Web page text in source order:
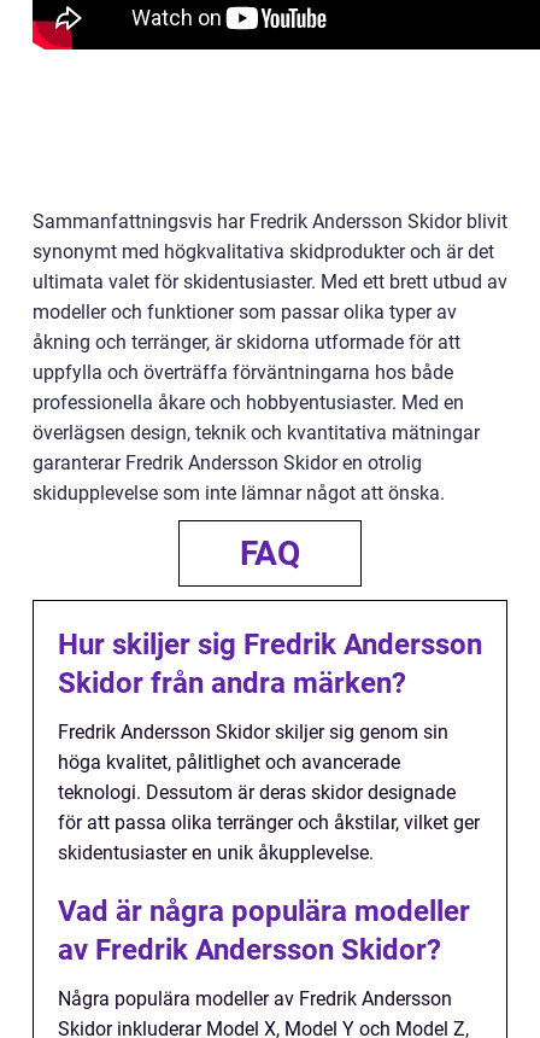
Sammanfattningsvis har Fredrik Andersson Skidor blivit
synonymt med högkvalitativa skidprodukter och är det
ultimata valet för skidentusiaster. Med ett brett utbud av
modeller och funktioner som passar olika typer av
åkning och terränger, är skidorna utformade för att
uppfylla och överträffa förväntningarna hos både
professionella åkare och hobbyentusiaster. Med en
överlägsen design, teknik och kvantitativa mätningar
garanterar Fredrik Andersson Skidor en otrolig
skidupplevelse som inte lämnar något att önska.
FAQ
Hur skiljer sig Fredrik Andersson
Skidor från andra märken?
Fredrik Andersson Skidor skiljer sig genom sin
höga kvalitet, pålitlighet och avancerade
teknologi. Dessutom är deras skidor designade
för att passa olika terränger och åkstilar, vilket ger
skidentusiaster en unik åkupplevelse.
Vad är några populära modeller
av Fredrik Andersson Skidor?
Några populära modeller av Fredrik Andersson
Skidor inkluderar Model X, Model Y och Model Z,